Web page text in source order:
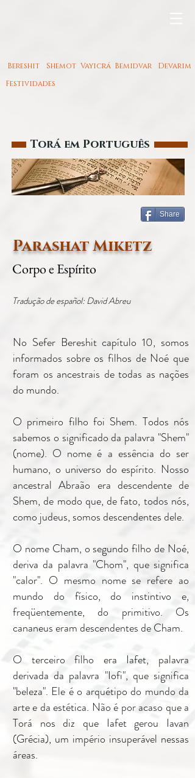
Share
Tradução de español: David Abreu
No Sefer Bereshit capítulo 10, somos
informados sobre os filhos de Noé que
foram os ancestrais de todas as nações
do mundo.
O primeiro filho foi Shem. Todos nós
sabemos o significado da palavra "Shem"
(nome). O nome é a essência do ser
humano, o universo do espírito. Nosso
ancestral Abraão era descendente de
Shem, de modo que, de fato, todos nós,
como judeus, somos descendentes dele.
O nome Cham, o segundo filho de Noé,
deriva da palavra "Chom", que significa
"calor". O mesmo nome se refere ao
mundo do físico, do instintivo e,
freqüentemente, do primitivo. Os
cananeus eram descendentes de Cham.
O terceiro filho era Iafet, palavra
derivada da palavra "Iofi", que significa
"beleza". Ele é o arquétipo do mundo da
arte e da estética. Não é por acaso que a
Torá nos diz que Iafet gerou Iavan
(Grécia), um império insuperável nessas
áreas.
Torá em Português
Bereshit Shemot Vayicrá Bemidvar
Devarim
Festividades
Parashat Miketz
Corpo e Espírito